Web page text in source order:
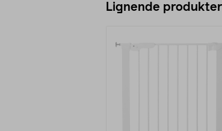
Lignende produkter